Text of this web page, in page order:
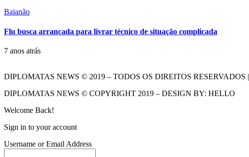
Baianão
Flu busca arrancada para livrar técnico de situação complicada
7 anos atrás
DIPLOMATAS NEWS © 2019 – TODOS OS DIREITOS RESERVADOS |
DIPLOMATAS NEWS © COPYRIGHT 2019 – DESIGN BY: HELLO
Welcome Back!
Sign in to your account
Username or Email Address